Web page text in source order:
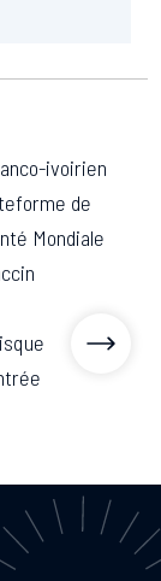
ivoirien
de
Mondiale